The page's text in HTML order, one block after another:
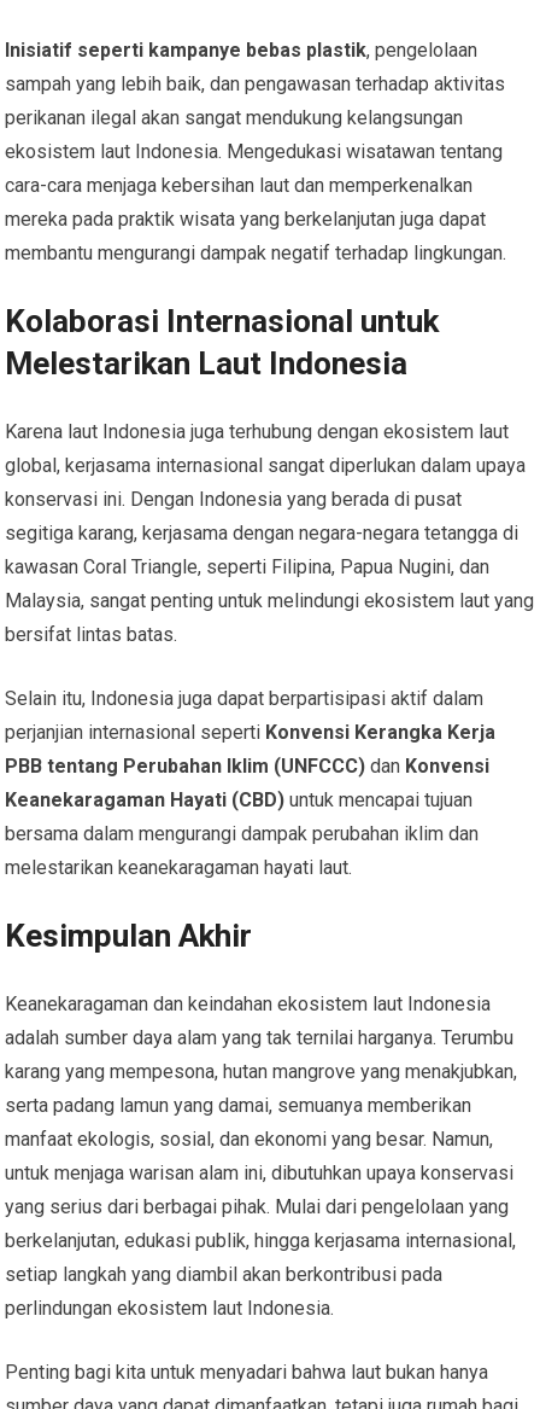
Inisiatif seperti kampanye bebas plastik, pengelolaan
sampah yang lebih baik, dan pengawasan terhadap aktivitas
perikanan ilegal akan sangat mendukung kelangsungan
ekosistem laut Indonesia. Mengedukasi wisatawan tentang
cara-cara menjaga kebersihan laut dan memperkenalkan
mereka pada praktik wisata yang berkelanjutan juga dapat
membantu mengurangi dampak negatif terhadap lingkungan.
Kolaborasi Internasional untuk
Melestarikan Laut Indonesia
Karena laut Indonesia juga terhubung dengan ekosistem laut
global, kerjasama internasional sangat diperlukan dalam upaya
konservasi ini. Dengan Indonesia yang berada di pusat
segitiga karang, kerjasama dengan negara-negara tetangga di
kawasan Coral Triangle, seperti Filipina, Papua Nugini, dan
Malaysia, sangat penting untuk melindungi ekosistem laut yang
bersifat lintas batas.
Selain itu, Indonesia juga dapat berpartisipasi aktif dalam
perjanjian internasional seperti Konvensi Kerangka Kerja
PBB tentang Perubahan Iklim (UNFCCC) dan Konvensi
Keanekaragaman Hayati (CBD) untuk mencapai tujuan
bersama dalam mengurangi dampak perubahan iklim dan
melestarikan keanekaragaman hayati laut.
Kesimpulan Akhir
Keanekaragaman dan keindahan ekosistem laut Indonesia
adalah sumber daya alam yang tak ternilai harganya. Terumbu
karang yang mempesona, hutan mangrove yang menakjubkan,
serta padang lamun yang damai, semuanya memberikan
manfaat ekologis, sosial, dan ekonomi yang besar. Namun,
untuk menjaga warisan alam ini, dibutuhkan upaya konservasi
yang serius dari berbagai pihak. Mulai dari pengelolaan yang
berkelanjutan, edukasi publik, hingga kerjasama internasional,
setiap langkah yang diambil akan berkontribusi pada
perlindungan ekosistem laut Indonesia.
Penting bagi kita untuk menyadari bahwa laut bukan hanya